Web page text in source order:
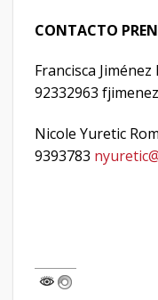
CONTACTO
Francisca
92332963
Nicole Yuretic
9393783